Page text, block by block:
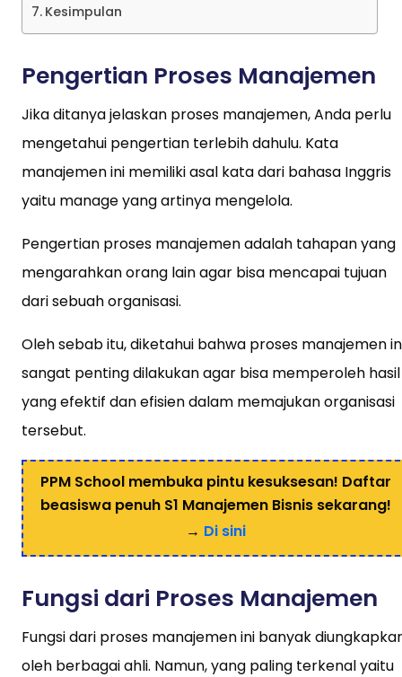
Kesimpulan
Pengertian Proses Manajemen
Jika ditanya jelaskan proses manajemen, Anda perlu
mengetahui pengertian terlebih dahulu. Kata
manajemen ini memiliki asal kata dari bahasa Inggris
yaitu manage yang artinya mengelola.
Pengertian proses manajemen adalah tahapan yang
mengarahkan orang lain agar bisa mencapai tujuan
dari sebuah organisasi.
Oleh sebab itu, diketahui bahwa proses manajemen
sangat penting dilakukan agar bisa memperoleh hasil
yang efektif dan efisien dalam memajukan organisasi
tersebut.
PPM School membuka pintu kesuksesan! Daftar
beasiswa penuh S1 Manajemen Bisnis sekarang!
→ Di sini
Fungsi dari Proses Manajemen
Fungsi dari proses manajemen ini banyak
oleh berbagai ahli. Namun, yang paling terkenal yaitu